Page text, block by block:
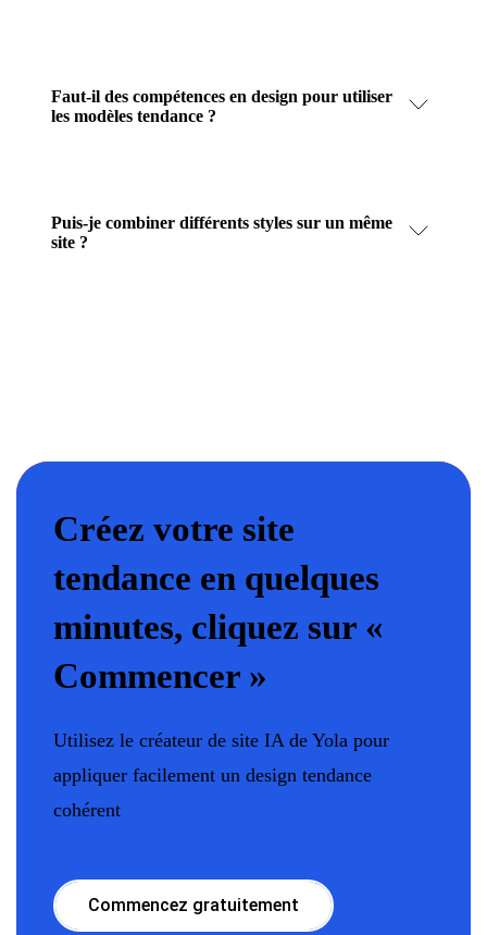
Faut-il des compétences en design pour utiliser
les modèles tendance ?
Puis-je combiner différents styles sur un même
site ?
Créez votre site
tendance en quelques
minutes, cliquez sur «
Commencer »
Utilisez le créateur de site IA de Yola pour
appliquer facilement un design tendance
cohérent
Commencez gratuitement